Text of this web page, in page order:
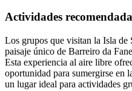
Actividades
Los grupos que visitan la Isla de
paisaje único de Barreiro da
Esta experiencia al aire libre
oportunidad para sumergirse en
un lugar ideal para actividades